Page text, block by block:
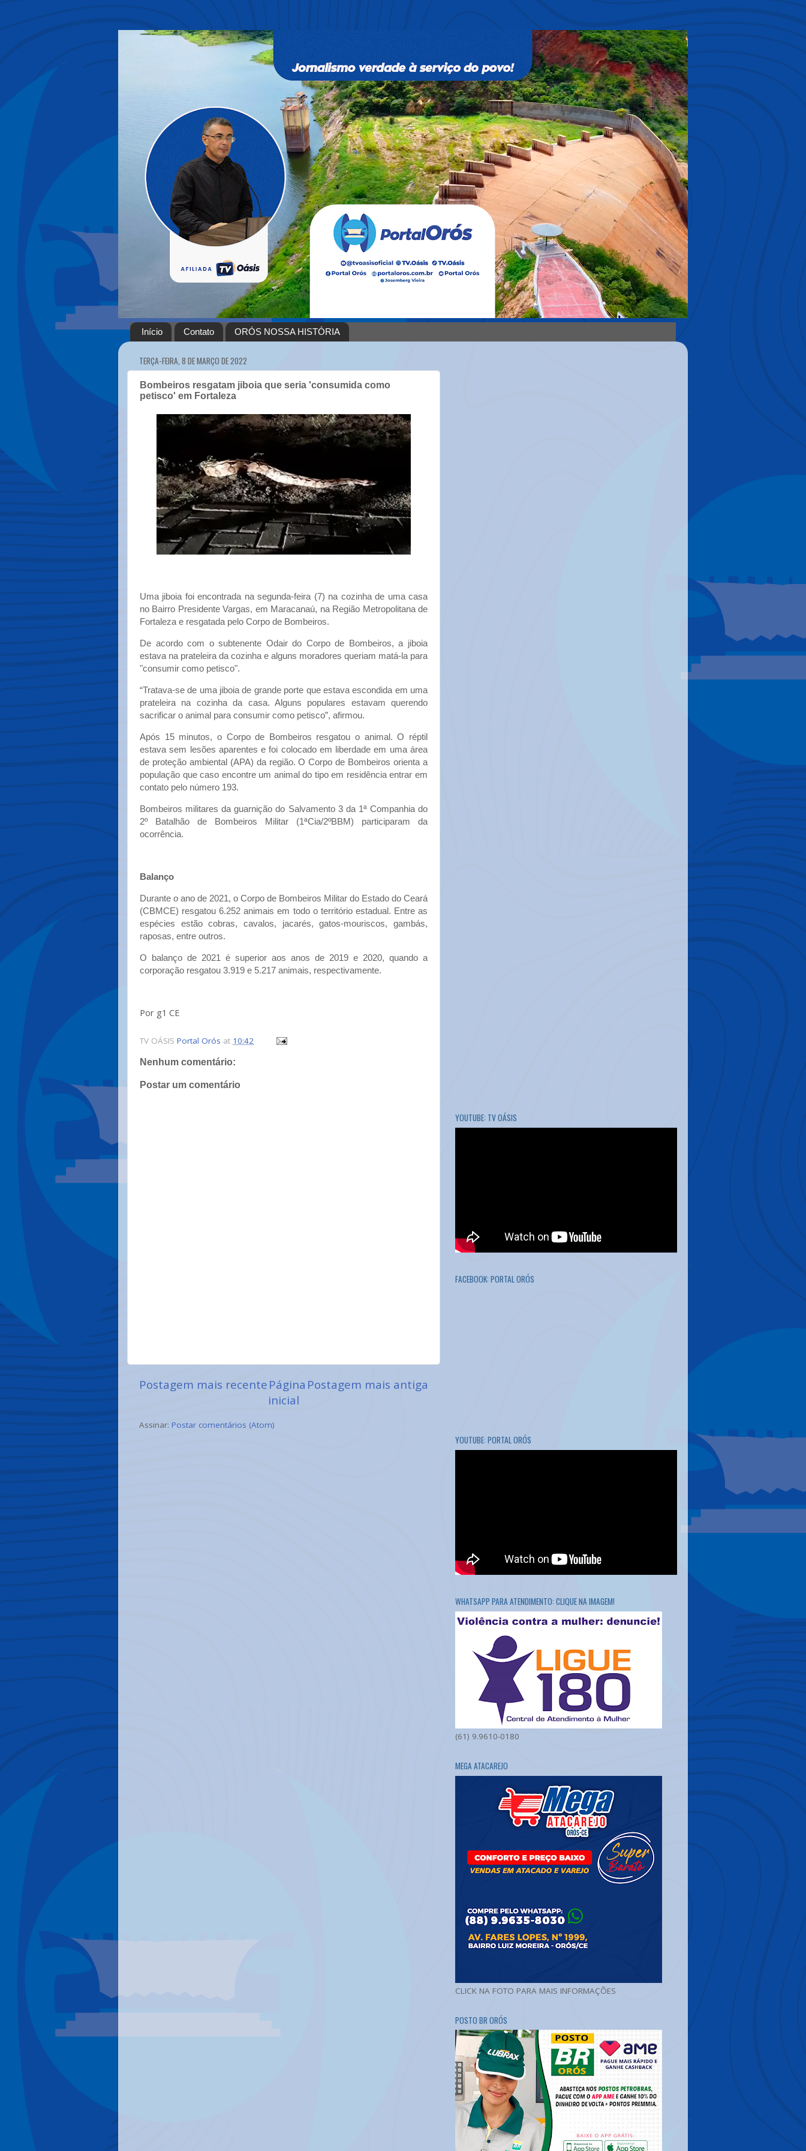
Início Contato ORÓS NOSSA HISTÓRIA
TERÇA-FEIRA, 8 DE MARÇO DE 2022
Bombeiros resgatam jiboia que seria 'consumida como
petisco' em Fortaleza
Uma jiboia foi encontrada na segunda-feira (7) na cozinha de uma casa
no Bairro Presidente Vargas, em Maracanaú, na Região Metropolitana de
Fortaleza e resgatada pelo Corpo de Bombeiros.
De acordo com o subtenente Odair do Corpo de Bombeiros, a jiboia
estava na prateleira da cozinha e alguns moradores queriam matá-la para
"consumir como petisco".
“Tratava-se de uma jiboia de grande porte que estava escondida em uma
prateleira na cozinha da casa. Alguns populares estavam querendo
sacrificar o animal para consumir como petisco”, afirmou.
Após 15 minutos, o Corpo de Bombeiros resgatou o animal. O réptil
estava sem lesões aparentes e foi colocado em liberdade em uma área
de proteção ambiental (APA) da região. O Corpo de Bombeiros orienta a
população que caso encontre um animal do tipo em residência entrar em
contato pelo número 193.
Bombeiros militares da guarnição do Salvamento 3 da 1ª Companhia do
2º Batalhão de Bombeiros Militar (1ªCia/2ºBBM) participaram da
ocorrência.
Balanço
Durante o ano de 2021, o Corpo de Bombeiros Militar do Estado do Ceará
(CBMCE) resgatou 6.252 animais em todo o território estadual. Entre as
espécies estão cobras, cavalos, jacarés, gatos-mouriscos, gambás,
raposas, entre outros.
O balanço de 2021 é superior aos anos de 2019 e 2020, quando a
corporação resgatou 3.919 e 5.217 animais, respectivamente.
Por g1 CE
TV OÁSIS Portal Orós at 10:42
Nenhum comentário:
Postar um comentário
Postagem mais recente Postagem mais antiga
Página
inicial
Assinar: Postar comentários (Atom)
YOUTUBE: TV OÁSIS
FACEBOOK: PORTAL ORÓS
YOUTUBE: PORTAL ORÓS
WHATSAPP PARA ATENDIMENTO: CLIQUE NA IMAGEM!
(61) 9.9610-0180
MEGA ATACAREJO
CLICK NA FOTO PARA MAIS INFORMAÇÕES
POSTO BR ORÓS